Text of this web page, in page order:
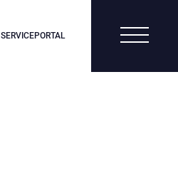
SERVICEPORTAL